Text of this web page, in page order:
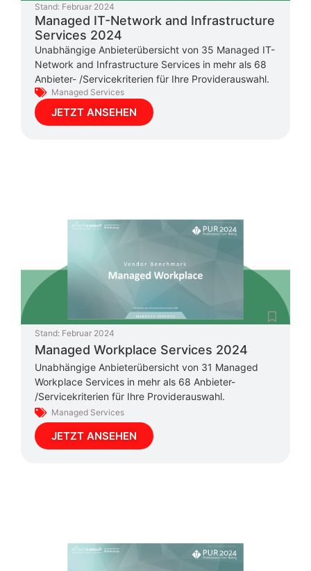
Stand: Februar 2024
Managed IT-Network and Infrastructure
Services 2024
Unabhängige Anbieterübersicht von 35 Managed IT-
Network and Infrastructure Services in mehr als 68
Anbieter- /Servicekriterien für Ihre Providerauswahl.
Managed Services
JETZT ANSEHEN
Stand: Februar 2024
Managed Workplace Services 2024
Unabhängige Anbieterübersicht von 31 Managed
Workplace Services in mehr als 68 Anbieter-
/Servicekriterien für Ihre Providerauswahl.
Managed Services
JETZT ANSEHEN